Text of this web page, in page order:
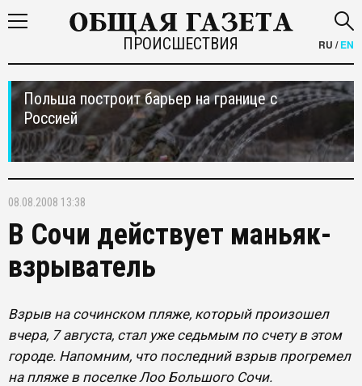
ПРОИСШЕСТВИЯ RU /EN
Польша построит барьер на границе с
Россией
08.08.2008 13:38
В Сочи действует маньяк-
взрыватель
Взрыв на сочинском пляже, который произошел
вчера, 7 августа, стал уже седьмым по счету в этом
городе. Напомним, что последний взрыв прогремел
на пляже в поселке Лоо Большого Сочи.